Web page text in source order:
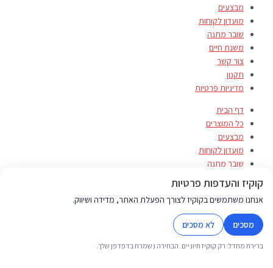
מבצעים
מועדון לקוחות
שובר מתנה
משנת חיים
צור קשר
תקנון
מדיניות פרטיות
דף הבית
כל המוצרים
מבצעים
מועדון לקוחות
שובר מתנה
צור קשר
תקנון
מדיניות פרטיות
קוקיז והעדפות פרטיות
אנחנו משתמשים בקוקיז לצורך הפעלת האתר, מדידה ושיווק.
מסכים לא מסכים
ברירת מחדל: רק קוקיז חיוניים. הבחירה נשמרת בדפדפן שלך.